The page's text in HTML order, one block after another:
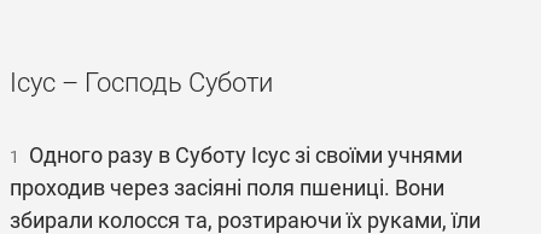
Ісус – Господь Суботи
1
Одного разу в Суботу Ісус зі своїми учнями
проходив через засіяні поля пшениці. Вони
збирали колосся та, розтираючи їх руками, їли